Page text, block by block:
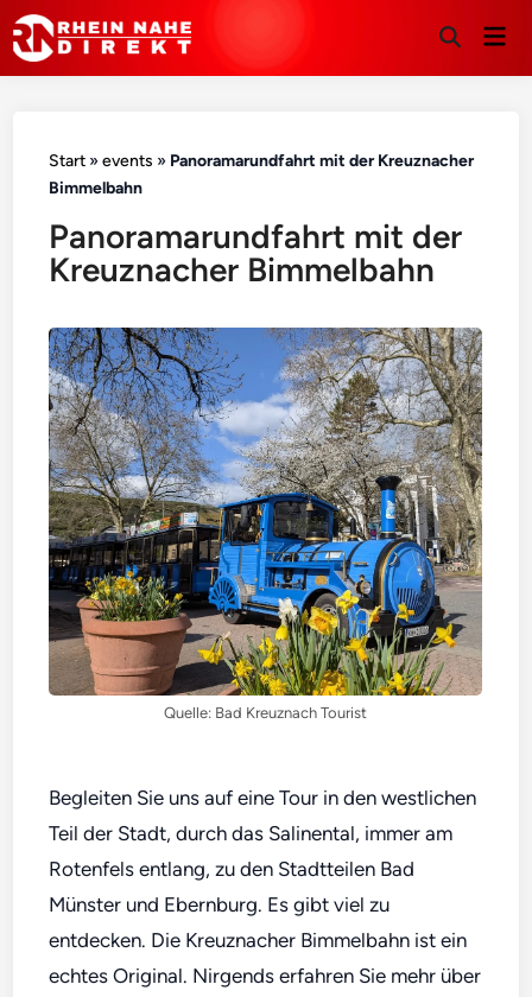
Suche
Start »events » Panoramarundfahrt mit der Kreuznacher
Bimmelbahn
Panoramarundfahrt mit der
Kreuznacher Bimmelbahn
Quelle: Bad Kreuznach Tourist
Begleiten Sie uns auf eine Tour in den westlichen
Teil der Stadt, durch das Salinental, immer am
Rotenfels entlang, zu den Stadtteilen Bad
Münster und Ebernburg. Es gibt viel zu
entdecken. Die Kreuznacher Bimmelbahn ist ein
echtes Original. Nirgends erfahren Sie mehr über